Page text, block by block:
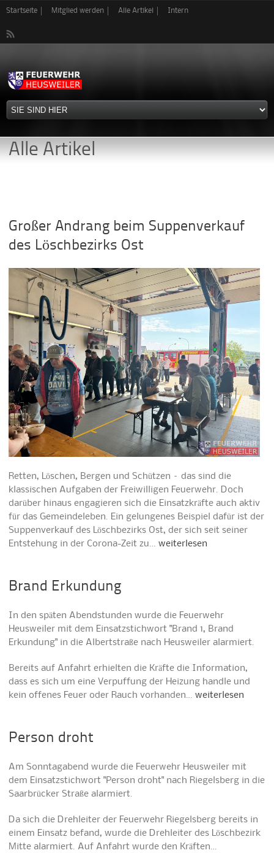
Direkt
Startseite Mitglied werden Alle Artikel Intern
Alle Artikel
Großer Andrang beim Suppenverkauf
des Löschbezirks Ost
Retten, Löschen, Bergen und Schützen – das sind die
klassischen Aufgaben der Freiwilligen Feuerwehr. Doch
darüber hinaus engagieren sich die Einsatzkräfte auch aktiv
für das Gemeindeleben. Ein gelungenes Beispiel dafür ist der
Suppenverkauf des Löschbezirks Ost, der sich seit seiner
Entstehung in der Corona-Zeit zu…weiterlesen
Brand Erkundung
In den späten Abendstunden wurde die Feuerwehr
Heusweiler mit dem Einsatzstichwort "Brand 1, Brand
Erkundung" in die Albertstraße nach Heusweiler alarmiert.
Bereits auf Anfahrt erhielten die Kräfte die Information,
dass es sich um eine Verpuffung der Heizung handle und
kein offenes Feuer oder Rauch vorhanden…weiterlesen
Person droht
Am Sonntagabend wurde die Feuerwehr Heusweiler mit
dem Einsatzstichwort "Person droht" nach Riegelsberg in die
Saarbrücker Straße alarmiert.
Da sich die Drehleiter der Feuerwehr Riegelsberg bereits in
einem Einsatz befand, wurde die Drehleiter des Löschbezirk
Mitte alarmiert. Auf Anfahrt wurde den Kräften…